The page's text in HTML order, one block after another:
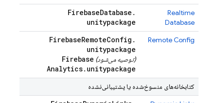
Realtime
Database
FirebaseDatabase .
unitypackage
Remote Config
FirebaseRemoteConfig .
unitypackage
(توصیه می‌شود) Firebase
Analytics. unitypackage
کتابخانه‌های منسوخ‌شده یا پشتیبانی‌نشده